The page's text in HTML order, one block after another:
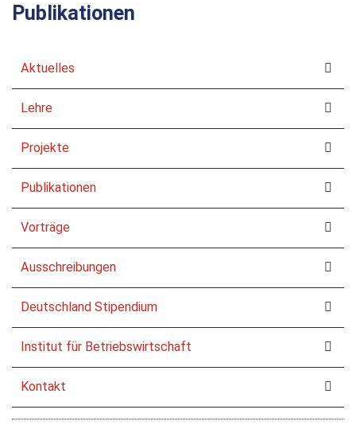
Publikationen
Aktuelles
Lehre
Projekte
Publikationen
Vorträge
Ausschreibungen
Deutschland Stipendium
Institut für Betriebswirtschaft
Kontakt